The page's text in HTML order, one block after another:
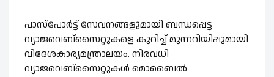
പാസ്‌പോര്‍ട്ട് സേവനങ്ങളുമായി ബന്ധപ്പെട്ട
വ്യാജവെബ്‌സൈറ്റുകളെ കുറിച്ച് മുന്നറിയിപ്പുമായി
വിദേശകാര്യമന്ത്രാലയം. നിരവധി
വ്യാജവെബ്‌സൈറ്റുകള്‍ മൊബൈല്‍